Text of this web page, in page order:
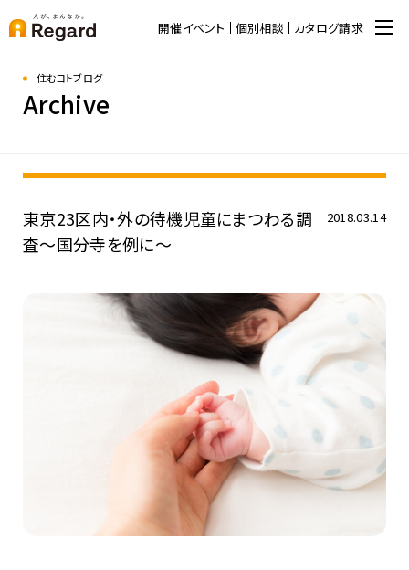
開催イベント 個別相談 カタログ請求
住むコトブログ
Archive
東京23区内・外の待機児童にまつわる調
査〜国分寺を例に〜
2018.03.14